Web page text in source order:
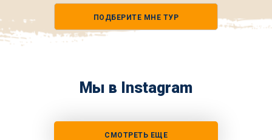
ПОДБЕРИТЕ МНЕ ТУР
Мы в Instagram
СМОТРЕТЬ ЕЩЕ